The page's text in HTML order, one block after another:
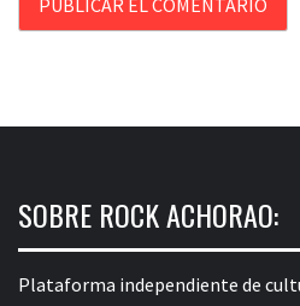
SOBRE ROCK ACHORAO:
Plataforma independiente de